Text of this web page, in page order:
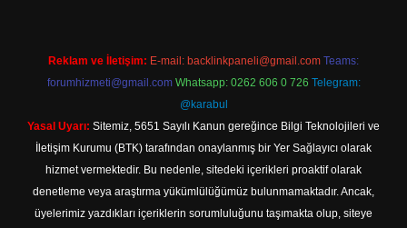
Reklam ve İletişim: E-mail: backlinkpaneli@gmail.com Teams:
forumhizmeti@gmail.com Whatsapp: 0262 606 0 726 Telegram:
@karabul
Yasal Uyarı: Sitemiz, 5651 Sayılı Kanun gereğince Bilgi Teknolojileri ve
İletişim Kurumu (BTK) tarafından onaylanmış bir Yer Sağlayıcı olarak
hizmet vermektedir. Bu nedenle, sitedeki içerikleri proaktif olarak
denetleme veya araştırma yükümlülüğümüz bulunmamaktadır. Ancak,
üyelerimiz yazdıkları içeriklerin sorumluluğunu taşımakta olup, siteye